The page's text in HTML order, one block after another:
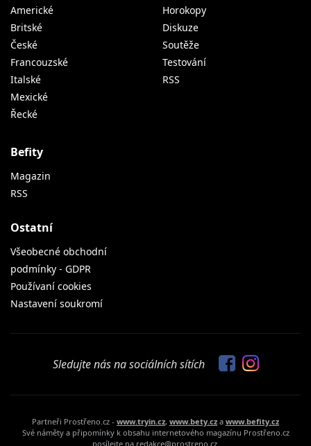
Americké
Britské
České
Francouzské
Italské
Mexické
Řecké
Horokopy
Diskuze
Soutěže
Testování
RSS
Befity
Magazin
RSS
Ostatní
Všeobecné obchodní
podmínky - GDPR
Používaní cookies
Nastavení soukromí
Sledujte nás na sociálních sítích
Partneři Prostřeno.cz - www.tryin.cz, www.bety.cz a www.befity.cz
Své náměty a připomínky k obsahu internetového magazínu Prostřeno.cz
posílejte na redakce@prostreno.cz.